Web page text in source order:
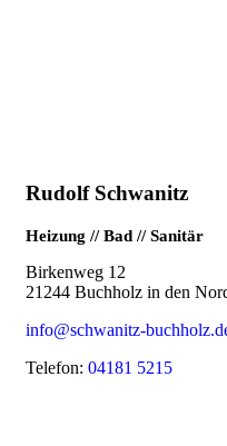
Rudolf Schwanitz
Heizung // Bad // Sanitär
Birkenweg 12
21244 Buchholz in den
info@schwanitz-
Telefon: 04181 5215